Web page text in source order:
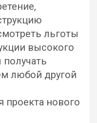
льготы
высокого
любой другой
проекта нового